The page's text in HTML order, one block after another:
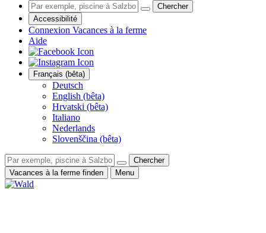
Chercher
Accessibilité
Connexion Vacances à la ferme
Aide
Français (bêta)
Deutsch
English (bêta)
Hrvatski (bêta)
Italiano
Nederlands
Slovenščina (bêta)
Chercher
Vacances à la ferme finden
Menu